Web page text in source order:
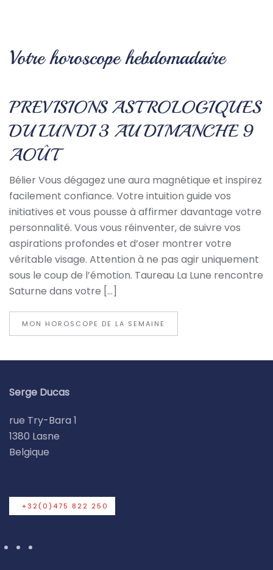
Votre horoscope hebdomadaire
PREVISIONS ASTROLOGIQUES
DU LUNDI 3 AU DIMANCHE 9
AOÛT
Bélier Vous dégagez une aura magnétique et inspirez
facilement confiance. Votre intuition guide vos
initiatives et vous pousse à affirmer davantage votre
personnalité. Vous vous réinventer, de suivre vos
aspirations profondes et d’oser montrer votre
véritable visage. Attention à ne pas agir uniquement
sous le coup de l’émotion. Taureau La Lune rencontre
Saturne dans votre […]
MON HOROSCOPE DE LA SEMAINE
Serge Ducas
rue Try-Bara 1
1380 Lasne
Belgique
+32(0)475 822 250